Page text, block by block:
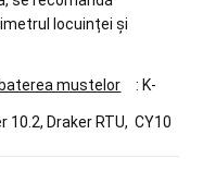
locuinței și
mustelor : K-
10.2, Draker RTU, CY10